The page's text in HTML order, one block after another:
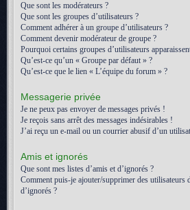
Que sont les modérateurs ?
Que sont les groupes d’utilisateurs ?
Comment adhérer à un groupe d’utilisateurs ?
Comment devenir modérateur de groupe ?
Pourquoi certains groupes d’utilisateurs
Qu’est-ce qu’un « Groupe par défaut » ?
Qu’est-ce que le lien « L’équipe du forum » ?
Messagerie privée
Je ne peux pas envoyer de messages privés !
Je reçois sans arrêt des messages indésirables !
J’ai reçu un e-mail ou un courrier abusif d’un
Amis et ignorés
Que sont mes listes d’amis et d’ignorés ?
Comment puis-je ajouter/supprimer des utilisateurs
d’ignorés ?